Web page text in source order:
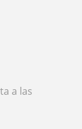
a las